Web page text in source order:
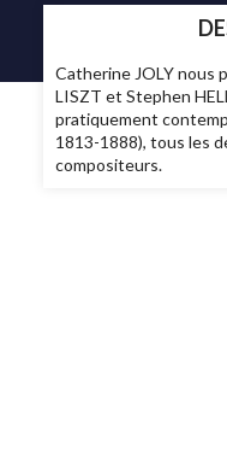
Catherine JOLY nous
LISZT et Stephen
pratiquement
1813-1888), tous les
compositeurs.